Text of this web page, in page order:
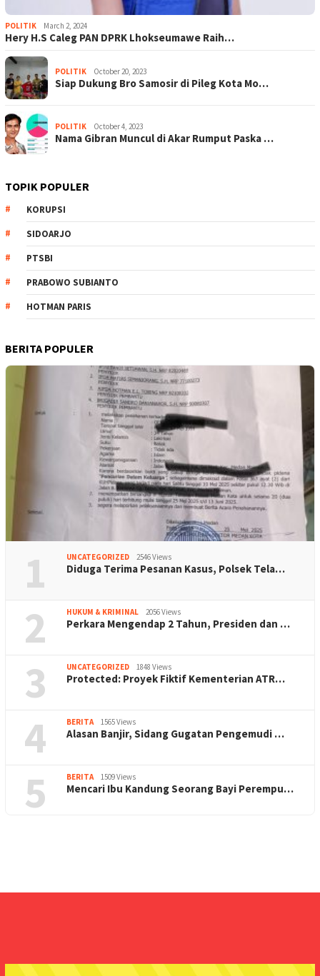
POLITIK March 2, 2024
Hery H.S Caleg PAN DPRK Lhokseumawe Raih…
POLITIK October 20, 2023
Siap Dukung Bro Samosir di Pileg Kota Mo…
POLITIK October 4, 2023
Nama Gibran Muncul di Akar Rumput Paska …
TOPIK POPULER
KORUPSI
SIDOARJO
PTSBI
PRABOWO SUBIANTO
HOTMAN PARIS
BERITA POPULER
1 UNCATEGORIZED 2546 Views
Diduga Terima Pesanan Kasus, Polsek Tela…
2 HUKUM & KRIMINAL 2056 Views
Perkara Mengendap 2 Tahun, Presiden dan …
3 UNCATEGORIZED 1848 Views
Protected: Proyek Fiktif Kementerian ATR…
4 BERITA 1565 Views
Alasan Banjir, Sidang Gugatan Pengemudi …
5 BERITA 1509 Views
Mencari Ibu Kandung Seorang Bayi Perempu…